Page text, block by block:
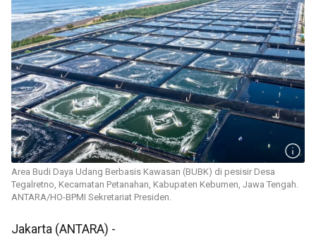
Area Budi Daya Udang Berbasis Kawasan (BUBK) di pesisir Desa
Tegalretno, Kecamatan Petanahan, Kabupaten Kebumen, Jawa Tengah.
ANTARA/HO-BPMI Sekretariat Presiden.
Jakarta (ANTARA) -